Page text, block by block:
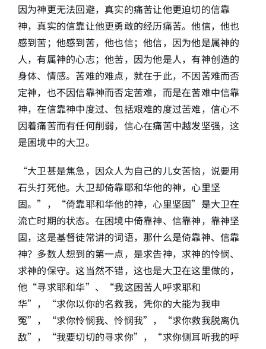
因为神更无法回避，真实的痛苦让他更迫切的信靠
神，真实的信靠让他更勇敢的经历痛苦。他信，他也
感到苦；他感到苦，他也信；他信，因为他是属神的
人，有属神的心志；他苦，因为他是人，有神创造的
身体、情感。苦难的难点，就在于此，不因苦难而否
定神，也不因信靠神而否定苦难，而是在苦难中信靠
神，在信靠神中度过、包括艰难的度过苦难，信心不
因着痛苦而有任何削弱，信心在痛苦中越发坚强，这
是困境中的大卫。
“大卫甚是焦急，因众人为自己的儿女苦恼，说要用
石头打死他。大卫却倚靠耶和华他的神，心里坚
固。”，“倚靠耶和华他的神，心里坚固”是大卫在
流亡时期的状态。在困境中倚靠神、信靠神，靠神坚
固，这是基督徒常讲的词语，那什么是倚靠神、信靠
神？多数人想到的第一点，是求告神，求神的怜悯、
求神的保守。这当然不错，这也是大卫在这里做的，
他“寻求耶和华”、“我这困苦人呼求耶和
华”，“求你以你的名救我，凭你的大能为我申
冤”，“求你怜悯我、怜悯我”，“求你救我脱离仇
敌”，“我要切切的寻求你”，“求你侧耳听我的呼